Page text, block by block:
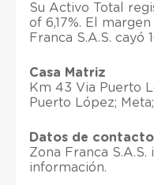
Su Activo Total
of 6,17%. El
Franca S.A.S. cayó
Casa Matriz
Km 43 Via Puerto
Puerto López; Meta;
Datos de
Zona Franca
información.